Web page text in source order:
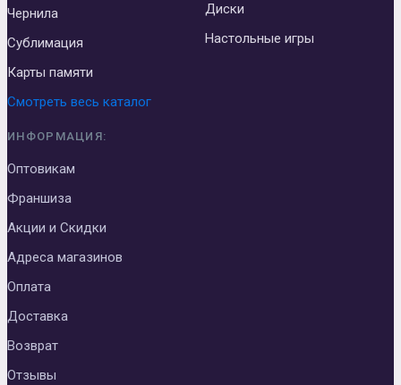
Чернила
Сублимация
Карты памяти
Диски
Настольные игры
Смотреть весь каталог
ИНФОРМАЦИЯ:
Оптовикам
Франшиза
Акции и Скидки
Адреса магазинов
Оплата
Доставка
Возврат
Отзывы